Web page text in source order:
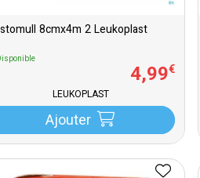
8cmx4m 2 Leukoplast
4,99€
LEUKOPLAST
Ajouter